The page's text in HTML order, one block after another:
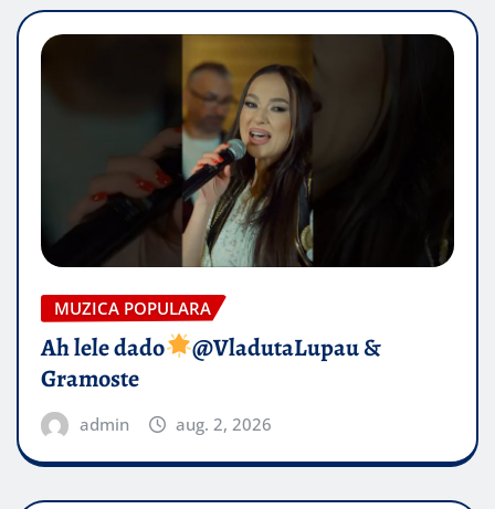
MUZICA POPULARA
Ah lele dado​
@VladutaLupau &
Gramoste
admin aug. 2, 2026